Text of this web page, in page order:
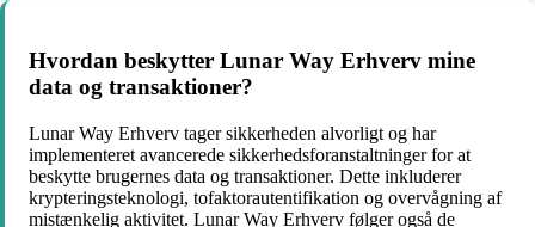
Hvordan beskytter Lunar Way Erhverv mine
data og transaktioner?
Lunar Way Erhverv tager sikkerheden alvorligt og har
implementeret avancerede sikkerhedsforanstaltninger for at
beskytte brugernes data og transaktioner. Dette inkluderer
krypteringsteknologi, tofaktorautentifikation og overvågning af
mistænkelig aktivitet. Lunar Way Erhverv følger også de